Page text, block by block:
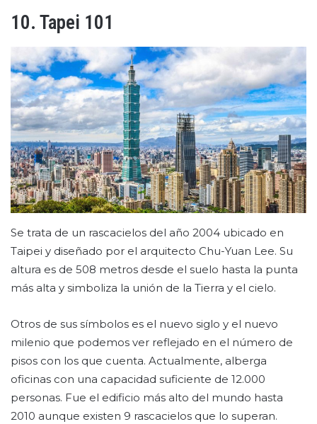
10. Tapei 101
Se trata de un rascacielos del año 2004 ubicado en
Taipei y diseñado por el arquitecto Chu-Yuan Lee. Su
altura es de 508 metros desde el suelo hasta la punta
más alta y simboliza la unión de la Tierra y el cielo.
Otros de sus símbolos es el nuevo siglo y el nuevo
milenio que podemos ver reflejado en el número de
pisos con los que cuenta. Actualmente, alberga
oficinas con una capacidad suficiente de 12.000
personas. Fue el edificio más alto del mundo hasta
2010 aunque existen 9 rascacielos que lo superan.